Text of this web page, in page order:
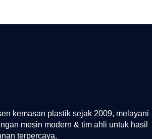
kemasan plastik sejak 2009, melayani
mesin modern & tim ahli untuk hasil
terpercaya.